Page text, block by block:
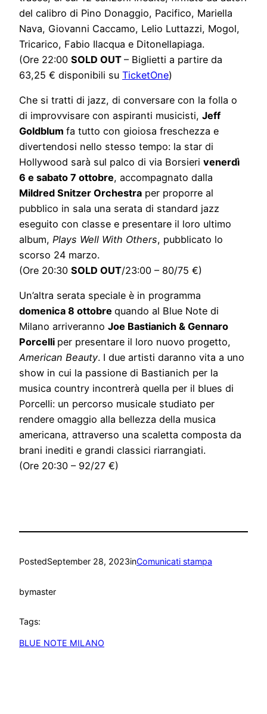
del calibro di Pino Donaggio, Pacifico, Mariella
Nava, Giovanni Caccamo, Lelio Luttazzi, Mogol,
Tricarico, Fabio Ilacqua e Ditonellapiaga.
(Ore 22:00 SOLD OUT – Biglietti a partire da
63,25 € disponibili su TicketOne)
Che si tratti di jazz, di conversare con la folla o
di improvvisare con aspiranti musicisti, Jeff
Goldblum fa tutto con gioiosa freschezza e
divertendosi nello stesso tempo: la star di
Hollywood sarà sul palco di via Borsieri venerdì
6 e sabato 7 ottobre, accompagnato dalla
Mildred Snitzer Orchestra per proporre al
pubblico in sala una serata di standard jazz
eseguito con classe e presentare il loro ultimo
album, Plays Well With Others, pubblicato lo
scorso 24 marzo.
(Ore 20:30 SOLD OUT/23:00 – 80/75 €)
Un’altra serata speciale è in programma
domenica 8 ottobre quando al Blue Note di
Milano arriveranno Joe Bastianich & Gennaro
Porcelli per presentare il loro nuovo progetto,
American Beauty. I due artisti daranno vita a uno
show in cui la passione di Bastianich per la
musica country incontrerà quella per il blues di
Porcelli: un percorso musicale studiato per
rendere omaggio alla bellezza della musica
americana, attraverso una scaletta composta da
brani inediti e grandi classici riarrangiati.
(Ore 20:30 – 92/27 €)
PostedSeptember 28, 2023inComunicati stampa
bymaster
Tags:
BLUE NOTE MILANO